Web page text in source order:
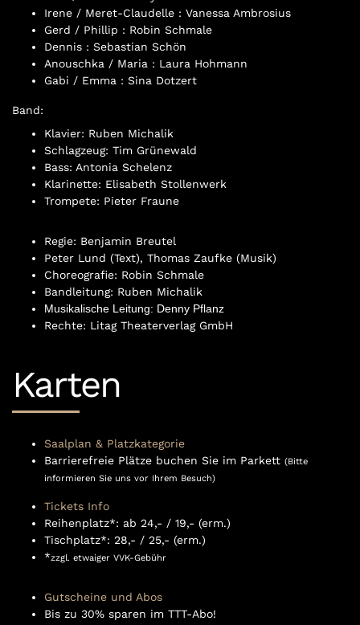
Irene / Meret-Claudelle : Vanessa Ambrosius
Gerd / Phillip : Robin Schmale
Dennis : Sebastian Schön
Anouschka / Maria : Laura Hohmann
Gabi / Emma : Sina Dotzert
Band:
Klavier: Ruben Michalik
Schlagzeug: Tim Grünewald
Bass: Antonia Schelenz
Klarinette: Elisabeth Stollenwerk
Trompete: Pieter Fraune
Regie: Benjamin Breutel
Peter Lund (Text), Thomas Zaufke (Musik)
Choreografie: Robin Schmale
Bandleitung: Ruben Michalik
Musikalische Leitung: Denny Pflanz
Rechte: Litag Theaterverlag GmbH
Karten
Saalplan & Platzkategorie
Barrierefreie Plätze buchen Sie im Parkett (Bitte
informieren Sie uns vor Ihrem Besuch)
Tickets Info
Reihenplatz*: ab 24,- / 19,- (erm.)
Tischplatz*: 28,- / 25,- (erm.)
*zzgl. etwaiger VVK-Gebühr
Gutscheine und Abos
Bis zu 30% sparen im TTT-Abo!